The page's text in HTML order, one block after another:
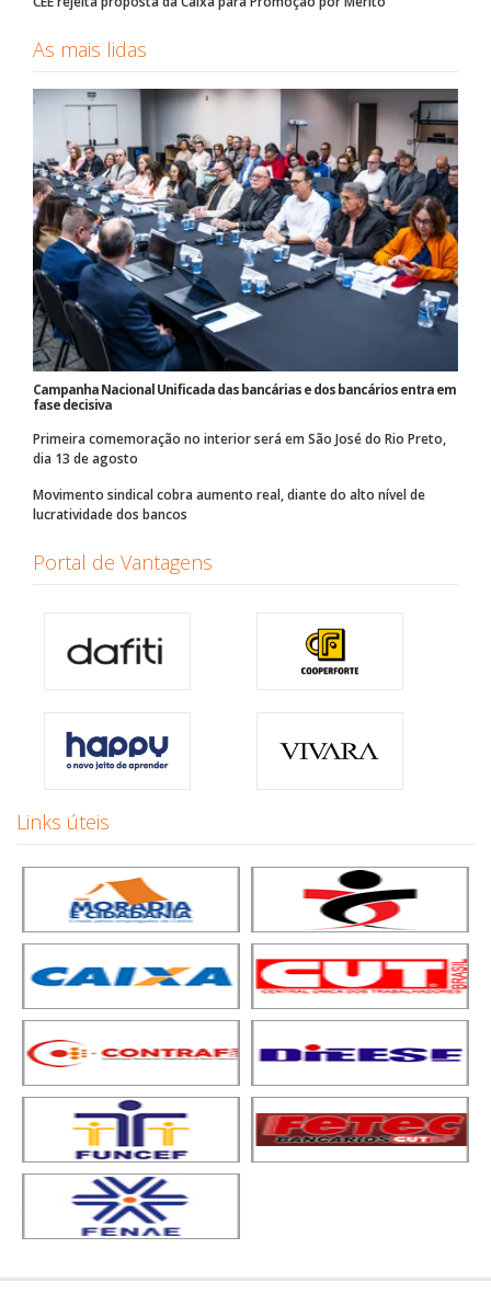
As mais lidas
Campanha Nacional Unificada das bancárias e dos bancários entra em
fase decisiva
Primeira comemoração no interior será em São José do Rio Preto,
dia 13 de agosto
Movimento sindical cobra aumento real, diante do alto nível de
lucratividade dos bancos
Portal de Vantagens
Links úteis